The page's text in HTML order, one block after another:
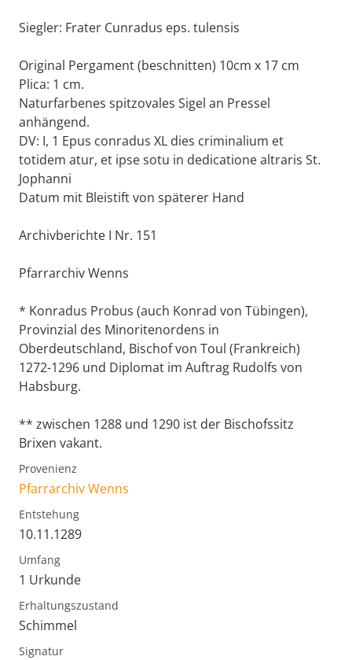
Siegler: Frater Cunradus eps. tulensis
Original Pergament (beschnitten) 10cm x 17 cm
Plica: 1 cm.
Naturfarbenes spitzovales Sigel an Pressel
anhängend.
DV: I, 1 Epus conradus XL dies criminalium et
totidem atur, et ipse sotu in dedicatione altraris St.
Jophanni
Datum mit Bleistift von späterer Hand
Archivberichte I Nr. 151
Pfarrarchiv Wenns
* Konradus Probus (auch Konrad von Tübingen),
Provinzial des Minoritenordens in
Oberdeutschland, Bischof von Toul (Frankreich)
1272-1296 und Diplomat im Auftrag Rudolfs von
Habsburg.
** zwischen 1288 und 1290 ist der Bischofssitz
Brixen vakant.
Provenienz
Pfarrarchiv Wenns
Entstehung
10.11.1289
Umfang
1 Urkunde
Erhaltungszustand
Schimmel
Signatur